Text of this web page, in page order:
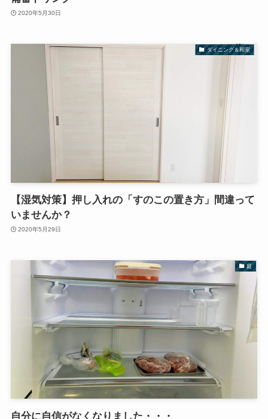
2020年5月30日
ダイニング＆和室
【湿気対策】押し入れの「すのこの置き方」間違って
いませんか？
2020年5月29日
庭
自分に自信がなくなりました・・・